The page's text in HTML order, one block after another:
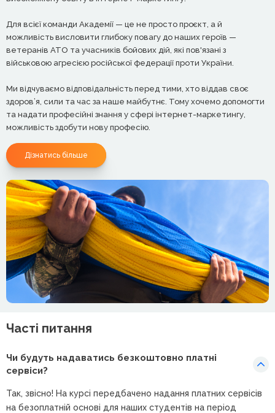
Для всієї команди Академії — це не просто проєкт, а й
можливість висловити глибоку повагу до наших героїв —
ветеранів АТО та учасників бойових дій, які пов'язані з
військовою агресією російської федерації проти України.
Ми відчуваємо відповідальність перед тими, хто віддав своє
здоров’я, сили та час за наше майбутнє. Тому хочемо допомогти
та надати професійні знання у сфері інтернет-маркетингу,
можливість здобути нову професію.
Дізнатись більше
Часті питання
Чи будуть надаватись безкоштовно платні
сервіси?
Так, звісно! На курсі передбачено надання платних сервісів
на безоплатній основі для наших студентів на період